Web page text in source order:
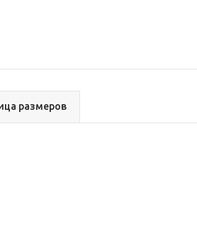
размеров